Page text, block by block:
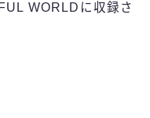
WORLDに収録さ